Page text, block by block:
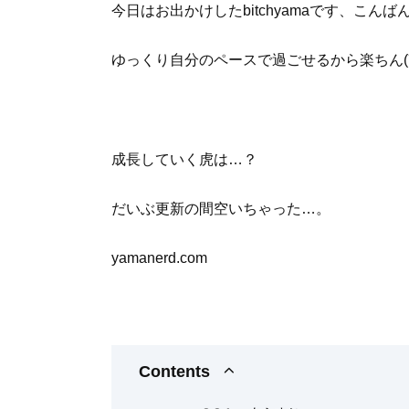
今日はお出かけしたbitchyamaです、こんばん
ゆっくり自分のペースで過ごせるから楽ちん
成長していく虎は…？
だいぶ更新の間空いちゃった…。
yamanerd.com
Contents